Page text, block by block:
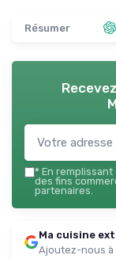
Résumer
* En remplissant
des fins
partenaires.
Ma cuisine
Ajoutez-nous à